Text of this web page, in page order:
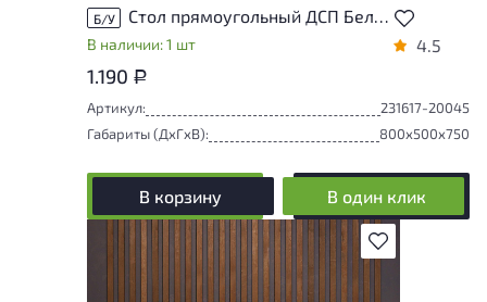
Б/У Стол прямоугольный ДСП Белый Россия
В наличии: 1 шт 4.5
1.190 Р
Артикул:
231617-20045
Габариты (ДxГxВ):
800x500x750
В корзину В один клик
В избранное